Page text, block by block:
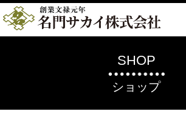
SHOP
ショップ